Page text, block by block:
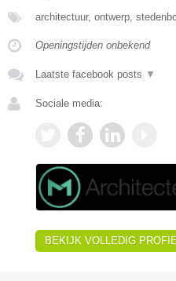
architectuur, ontwerp,
Openingstijden onbekend
Laatste facebook posts ▼
Sociale media:
BEKIJK VOLLEDIG